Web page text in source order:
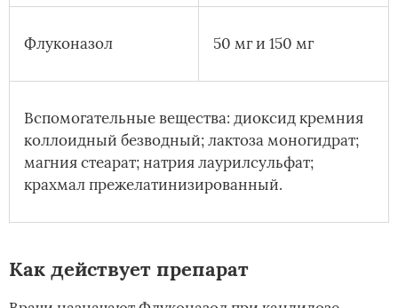
Флуконазол 50 мг и 150 мг
Вспомогательные вещества: диоксид кремния
коллоидный безводный; лактоза моногидрат;
магния стеарат; натрия лаурилсульфат;
крахмал прежелатинизированный.
Как действует препарат